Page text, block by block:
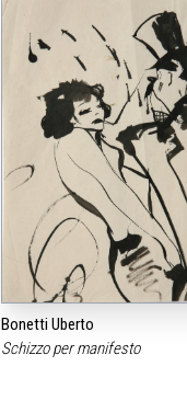
Bonetti Uberto
Schizzo per manifesto